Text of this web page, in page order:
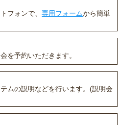
フォンで、専用フォームから簡単
を予約いただきます。
ムの説明などを行います。(説明会